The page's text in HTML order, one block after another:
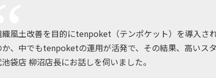
風土改善を目的にtenpoket（テンポケット）を導入さ
か、中でもtenpoketの運用が活発で、その結果、高いス
池袋店 柳沼店長にお話しを伺いました。